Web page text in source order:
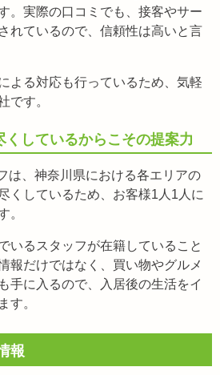
。実際の口コミでも、接客やサー
れているので、信頼性は高いと言
よる対応も行っているため、気軽
です。
くしているからこその提案力
は、神奈川県における各エリアの
くしているため、お客様1人1人に
。
いるスタッフが在籍していること
報だけではなく、買い物やグルメ
手に入るので、入居後の生活をイ
す。
報